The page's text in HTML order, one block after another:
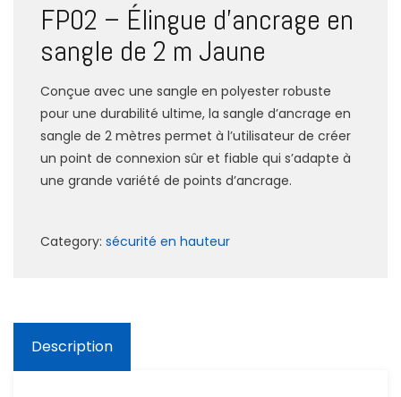
FP02 – Élingue d’ancrage en
sangle de 2 m Jaune
Conçue avec une sangle en polyester robuste
pour une durabilité ultime, la sangle d’ancrage en
sangle de 2 mètres permet à l’utilisateur de créer
un point de connexion sûr et fiable qui s’adapte à
une grande variété de points d’ancrage.
Category: sécurité en hauteur
Description